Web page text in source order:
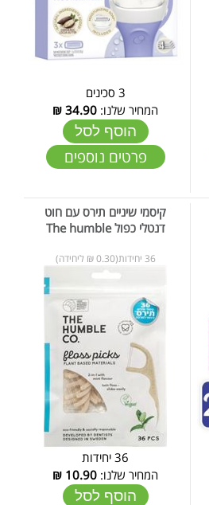
3 סכינים
המחיר שלנו: 34.90
₪
הוסף לסל
פרטים נוספים
קיסמי שיניים תירס עם חוט
דנטלי כפול The humble
36 יחידות(0.30 ₪ ליחידה)
36 יחידות
המחיר שלנו: 10.90
₪
הוסף לסל